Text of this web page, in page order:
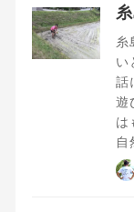
糸
い
話
遊
は
自